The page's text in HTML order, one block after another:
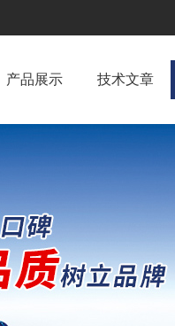
产品展示 技术文章